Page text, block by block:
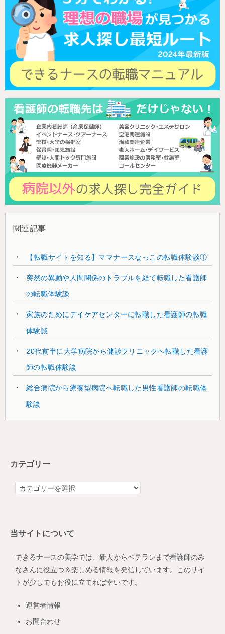
関連記事
【転職サイトを知る】ママナースなっこの転職体験談①
突然の異動や人間関係のトラブルを経て転職した看護師
の転職体験談
家族のためにデイケアセンターに転職した看護師の転職
体験談
20代前半に大学病院から健診クリニックへ転職した看護
師の転職体験談
総合病院から療養型病院へ転職した男性看護師の転職体
験談
カテゴリー
カ
ー
当サイトについて
できるナースの美学では、新人からベテランまで看護師のみ
なさんに役立つ＆楽しめる情報を発信しています。このサイ
トが少しでもお役に立てれば幸いです。
運営者情報
お問合わせ